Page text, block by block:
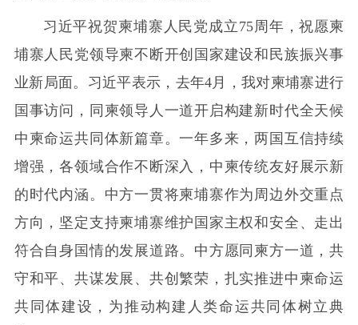
习近平祝贺柬埔寨人民党成立75周年，祝愿柬
埔寨人民党领导柬不断开创国家建设和民族振兴事
业新局面。习近平表示，去年4月，我对柬埔寨进行
国事访问，同柬领导人一道开启构建新时代全天候
中柬命运共同体新篇章。一年多来，两国互信持续
增强，各领域合作不断深入，中柬传统友好展示新
的时代内涵。中方一贯将柬埔寨作为周边外交重点
方向，坚定支持柬埔寨维护国家主权和安全、走出
符合自身国情的发展道路。中方愿同柬方一道，共
守和平、共谋发展、共创繁荣，扎实推进中柬命运
共同体建设，为推动构建人类命运共同体树立典